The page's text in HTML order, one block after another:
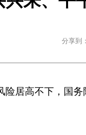
分享到：
居高不下，国务